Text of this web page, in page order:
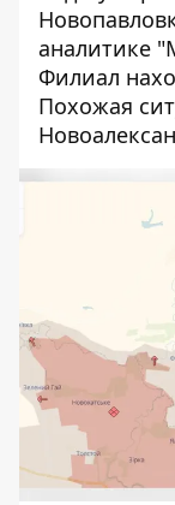
аналитике
Филиал
Похожая